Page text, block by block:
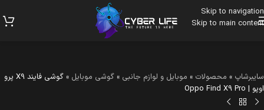
Skip to navigation
Skip to main content
سایبرشاپ » محصولات » موبایل و لوازم جانبی » گوشی موبایل »
گوشی فایند X9 پرو
اوپو | Oppo Find X9 Pro